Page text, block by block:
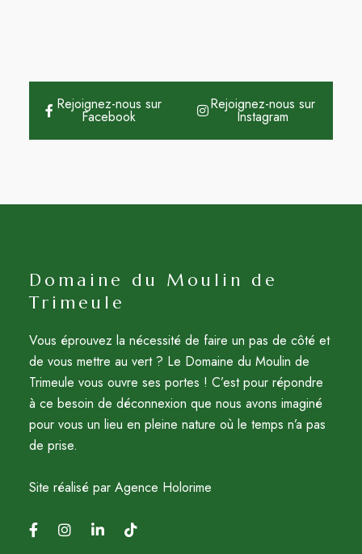
Rejoignez-nous sur
Facebook
Rejoignez-nous sur
Instagram
Domaine du Moulin de
Trimeule
Vous éprouvez la nécessité de faire un pas de côté et
de vous mettre au vert ? Le Domaine du Moulin de
Trimeule vous ouvre ses portes ! C’est pour répondre
à ce besoin de déconnexion que nous avons imaginé
pour vous un lieu en pleine nature où le temps n’a pas
de prise.
Site réalisé par Agence Holorime